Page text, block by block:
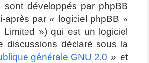
sont développés par phpBB
après par « logiciel phpBB »
») qui est un logiciel
discussions déclaré sous la
générale GNU 2.0 » et